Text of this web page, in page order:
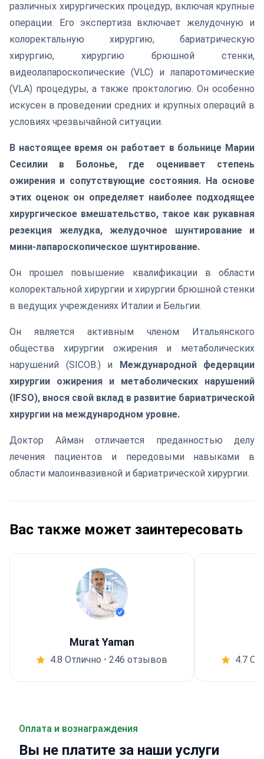
различных хирургических процедур, включая крупные
операции. Его экспертиза включает желудочную и
колоректальную хирургию, бариатрическую
хирургию, хирургию брюшной стенки,
видеолапароскопические (VLC) и лапаротомические
(VLA) процедуры, а также проктологию. Он особенно
искусен в проведении средних и крупных операций в
условиях чрезвычайной ситуации.
В настоящее время он работает в больнице Марии
Сесилии в Болонье, где оценивает степень
ожирения и сопутствующие состояния. На основе
этих оценок он определяет наиболее подходящее
хирургическое вмешательство, такое как рукавная
резекция желудка, желудочное шунтирование и
мини-лапароскопическое шунтирование.
Он прошел повышение квалификации в области
колоректальной хирургии и хирургии брюшной стенки
в ведущих учреждениях Италии и Бельгии.
Он является активным членом Итальянского
общества хирургии ожирения и метаболических
нарушений (SICOB.) и Международной федерации
хирургии ожирения и метаболических нарушений
(IFSO), внося свой вклад в развитие бариатрической
хирургии на международном уровне.
Доктор Айман отличается преданностью делу
лечения пациентов и передовыми навыками в
области малоинвазивной и бариатрической хирургии.
Вас также может заинтересовать
Murat Yaman
4.8 Отлично • 246 отзывов 4.7
Оплата и вознаграждения
Вы не платите за наши услуги